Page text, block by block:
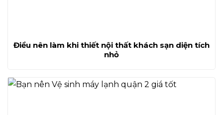
Điều nên làm khi thiết nội thất khách sạn diện tích
nhỏ